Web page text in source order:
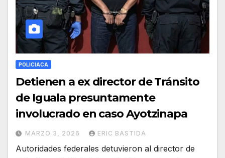
POLICIACA
Detienen a ex director de Tránsito
de Iguala presuntamente
involucrado en caso Ayotzinapa
MARZO 3, 2026 ERIC BASTIDA
Autoridades federales detuvieron al director de